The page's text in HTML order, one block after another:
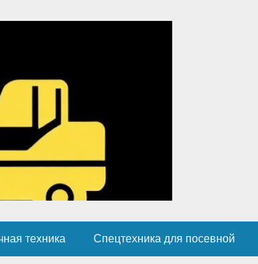
техника Спецтехника для посевной